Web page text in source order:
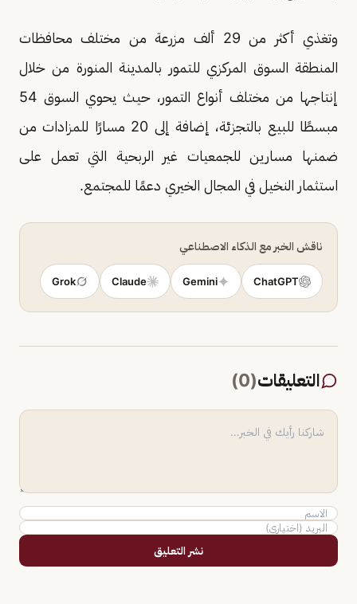
وتغذي أكثر من 29 ألف مزرعة من مختلف محافظات
المنطقة السوق المركزي للتمور بالمدينة المنورة من خلال
إنتاجها من مختلف أنواع التمور، حيث يحوي السوق 54
مبسطًا للبيع بالتجزئة، إضافة إلى 20 مسارًا للمزادات من
ضمنها مسارين للجمعيات غير الربحية التي تعمل على
استثمار النخيل في المجال الخيري دعمًا للمجتمع.
ناقش الخبر مع الذكاء الاصطناعي
ChatGPT
Gemini
Claude
Grok
التعليقات(
0
)
نشر التعليق